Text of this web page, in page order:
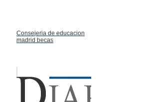
Consejeria de educacion
madrid becas